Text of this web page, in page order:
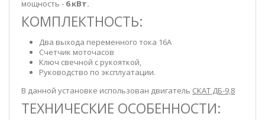
мощность - 6 кВт.
КОМПЛЕКТНОСТЬ:
Два выхода переменного тока 16А
Счетчик моточасов
Ключ свечной с рукояткой,
Руководство по эксплуатации.
В данной установке использован двигатель СКАТ ДБ-9,8
ТЕХНИЧЕСКИЕ ОСОБЕННОСТИ: